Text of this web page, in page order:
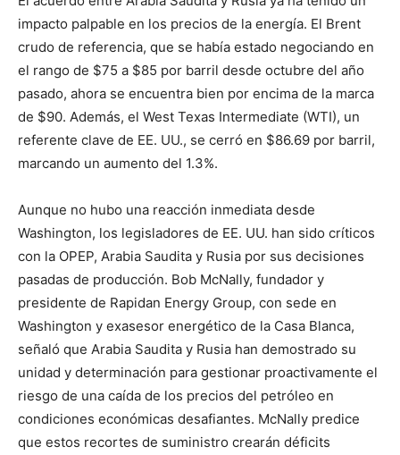
impacto palpable en los precios de la energía. El Brent
crudo de referencia, que se había estado negociando en
el rango de $75 a $85 por barril desde octubre del año
pasado, ahora se encuentra bien por encima de la marca
de $90. Además, el West Texas Intermediate (WTI), un
referente clave de EE. UU., se cerró en $86.69 por barril,
marcando un aumento del 1.3%.
Aunque no hubo una reacción inmediata desde
Washington, los legisladores de EE. UU. han sido críticos
con la OPEP, Arabia Saudita y Rusia por sus decisiones
pasadas de producción. Bob McNally, fundador y
presidente de Rapidan Energy Group, con sede en
Washington y exasesor energético de la Casa Blanca,
señaló que Arabia Saudita y Rusia han demostrado su
unidad y determinación para gestionar proactivamente el
riesgo de una caída de los precios del petróleo en
condiciones económicas desafiantes. McNally predice
que estos recortes de suministro crearán déficits